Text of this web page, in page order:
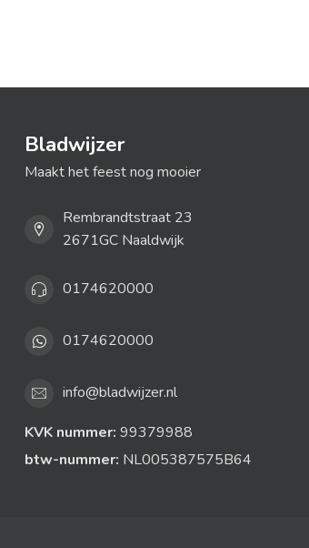
Bladwijzer
Maakt het feest nog mooier
Rembrandtstraat 23
2671GC Naaldwijk
0174620000
0174620000
info@bladwijzer.nl
KVK nummer: 99379988
btw-nummer: NL005387575B64